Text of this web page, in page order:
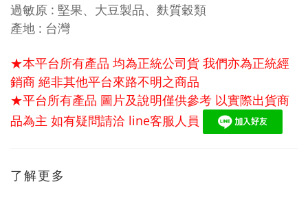
過敏原 : 堅果、大豆製品、麩質穀類
產地 : 台灣
★本平台所有產品 均為正統公司貨 我們亦為正統經
銷商 絕非其他平台來路不明之商品
★平台所有產品 圖片及說明僅供參考 以實際出貨商
品為主 如有疑問請洽 line客服人員
了解更多